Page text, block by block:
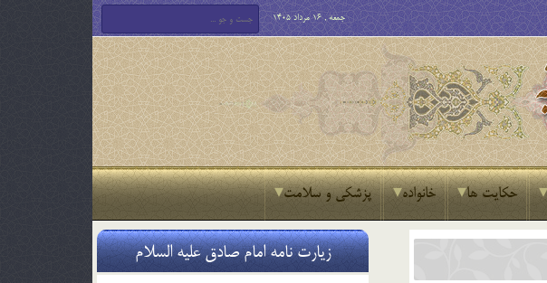
جمعه , 16 مرداد 1405
حکایت ها خانواده پزشکی و سلامت
زیارت نامه امام صادق علیه السلام